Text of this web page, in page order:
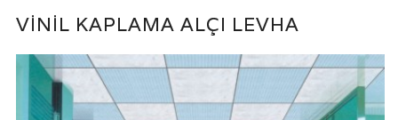
VINIL KAPLAMA ALÇI LEVHA